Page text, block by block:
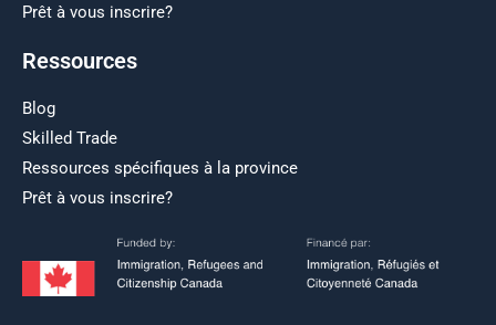
Prêt à vous inscrire?
Ressources
Blog
Skilled Trade
Ressources spécifiques à la province
Prêt à vous inscrire?